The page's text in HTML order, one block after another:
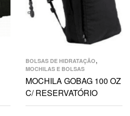
BOLSAS DE HIDRATAÇÃO,
MOCHILAS E BOLSAS
MOCHILA GOBAG 100 OZ
C/ RESERVATÓRIO